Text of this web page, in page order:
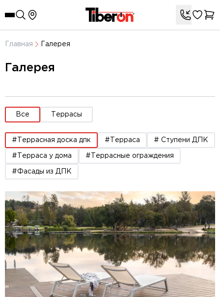
Главная Галерея
Галерея
Все Террасы
#Террасная доска дпк #Терраса # Cтупени ДПК
#Терраса у дома #Террасные ограждения
#Фасады из ДПК